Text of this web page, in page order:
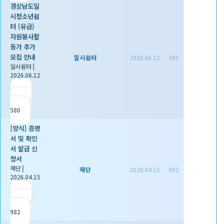
경상남도일
시청소년쉼
터 (유급)
자원봉사활
동가 추가
모집 안내
일시쉼터 |
2026.06.12
|
조회
580
일시쉼터 2026.06.12 580
[양식] 증명
서 및 확인
서 발급 신
청서
재단|
2026.04.15
|
조회
982
재단 2026.04.15 982